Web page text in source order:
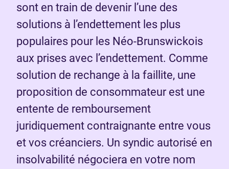
sont en train de devenir l’une des
solutions à l’endettement les plus
populaires pour les Néo-Brunswickois
aux prises avec l’endettement. Comme
solution de rechange à la faillite, une
proposition de consommateur est une
entente de remboursement
juridiquement contraignante entre vous
et vos créanciers. Un syndic autorisé en
insolvabilité négociera en votre nom